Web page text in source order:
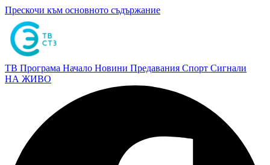
Прескочи към основното съдържание
ТВ Програма Начало Новини Предавания Спорт Сигнали
НА ЖИВО